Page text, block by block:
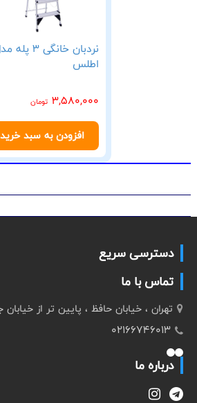
نردبان خانگی 3
اطلس
3,580,000 تومان
افزودن به سبد خرید
دسترسی سریع
تماس با ما
تهران ، خیابان حافظ ، پایین تر از خیابان
02166746013
درباره ما